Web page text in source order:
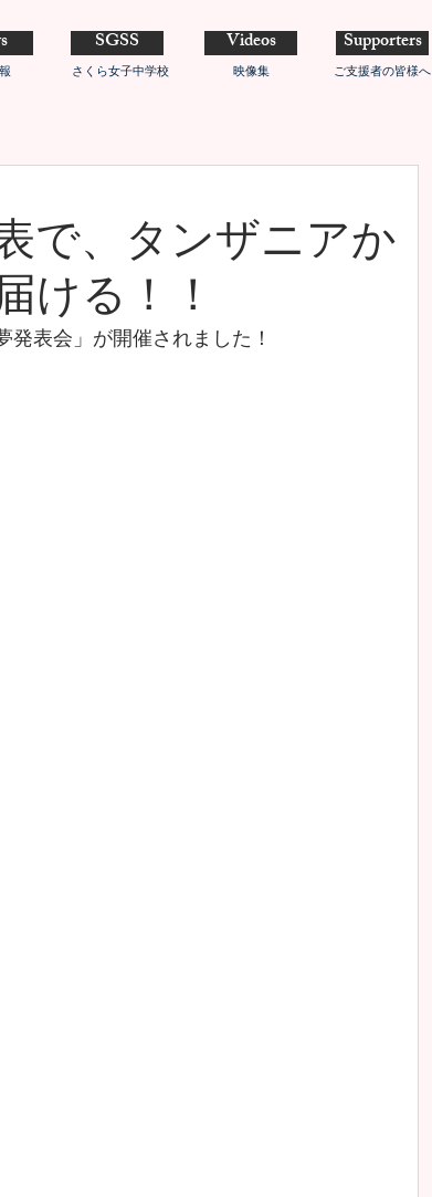
SGSS
さくら女子中学校
Videos
映像集
Supporters
ご支援者の皆様へ
で、タンザニアか
ける！！
表会」が開催されました！